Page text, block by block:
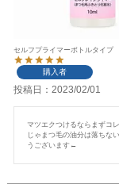
セルフプライマーボトルタイ
購入者
投稿日 2023/02/01
マツエクつけるならまずコ
じゃまつ毛の油分は落ちな
うございます←